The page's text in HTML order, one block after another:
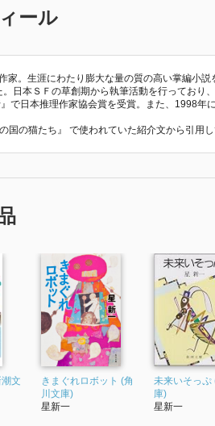
ール
家。生涯にわたり膨大な量の質の高い掌編小
日本ＳＦの草創期から執筆活動を行っており
で日本推理作家協会賞を受賞。また、1998年
国の猫たち』 で使われていた紹介文から引用し
文
きまぐれロボット (角
川文庫)
星新一
未来いそっぷ
庫)
星新一